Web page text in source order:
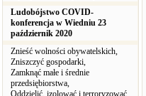
Ludobójstwo COVID-
konferencja w Wiedniu 23
październik 2020
Znieść wolności obywatelskich,
Zniszczyć gospodarki,
Zamknąć małe i średnie
przedsiębiorstwa,
Oddzielić, izolować i terroryzować